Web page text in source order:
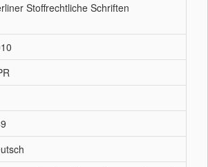
Stoffrechtliche Schriften